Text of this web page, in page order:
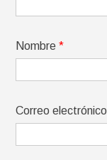
Nombre *
Correo electrónico